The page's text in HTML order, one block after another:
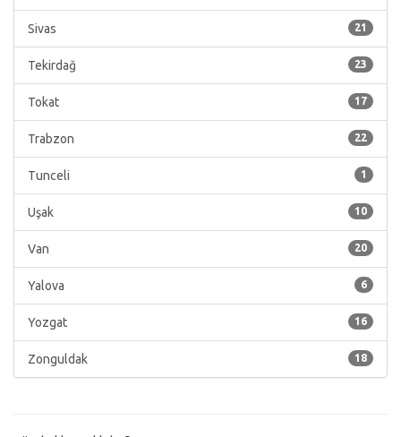
21
Sivas
23
Tekirdağ
17
Tokat
22
Trabzon
1
Tunceli
10
Uşak
20
Van
6
Yalova
16
Yozgat
18
Zonguldak